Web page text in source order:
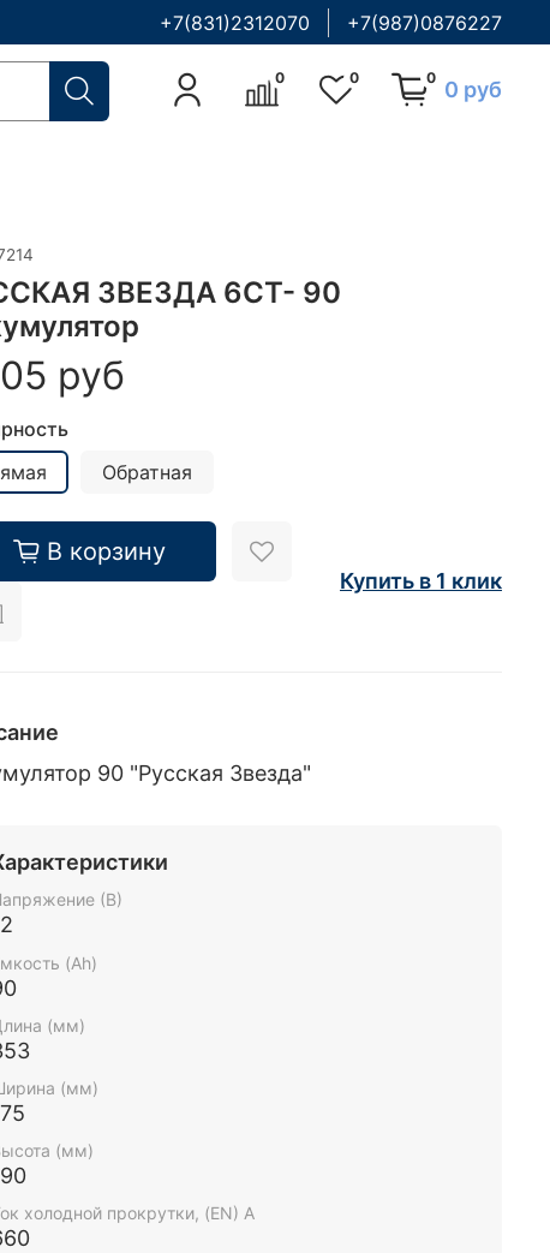
+7(831)2312070 +7(987)0876227
0 0 0 0 руб
ЗВЕЗДА 6СТ- 90
руб
Обратная
В корзину
Купить в 1 клик
90 "Русская Звезда"
(В)
(Ah)
(мм)
(мм)
(мм)
холодной прокрутки, (EN) А